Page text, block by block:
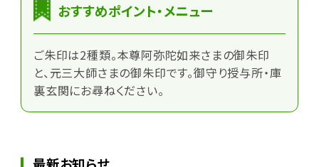
おすすめポイント・メニュー
ご朱印は2種類。本尊阿弥陀如来さまの御朱印
と、元三大師さまの御朱印です。御守り授与所・庫
裏玄関にお尋ねください。